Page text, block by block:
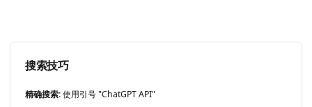
搜索技巧
精确搜索:使用引号 "ChatGPT API"